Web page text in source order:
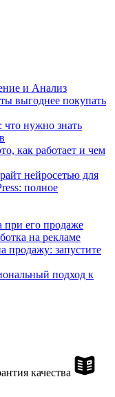
и Анализ
выгоднее покупать
что нужно знать
как работает и чем
нейросетью для
полное
при его продаже
на рекламе
продажу: запустите
подход к
качества